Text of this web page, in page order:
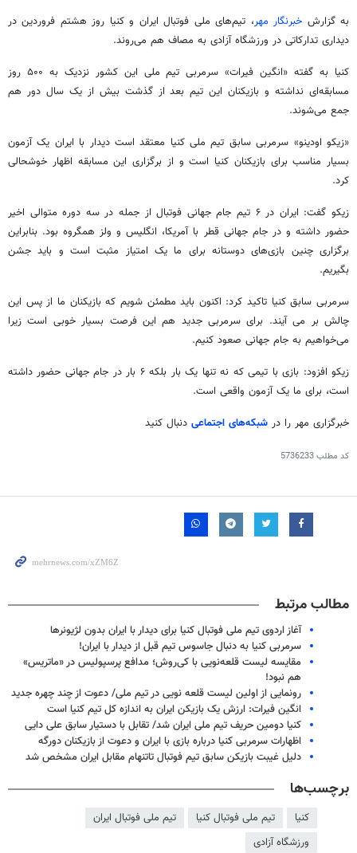
به گزارش خبرنگار مهر، تیم‌های ملی فوتبال ایران و کنیا روز هشتم فروردین در
دیداری تدارکاتی در ورزشگاه آزادی به مصاف هم می‌روند.
کنیا به گفته «انگین فیرات
» سرمربی تیم ملی این کشور نزدیک به ۵۰۰ روز
مسابقه‌ای نداشته و بازیکنان این تیم بعد از گذشت بیش از یک سال دور هم
جمع می‌شوند.
«زیکو اودینو» سرمربی سابق تیم ملی کنیا معتقد است دیدار با ایران یک آزمون
بسیار مناسب برای بازیکنان کنیا است و از برگزاری این مسابقه اظهار خوشحالی
کرد.
زیکو
گفت: ایران در ۶ تیم جام جهانی فوتبال از جمله در سه دوره متوالی اخیر
حضور داشته و در جام جهانی قطر با آمریکا، انگلیس و ولز همگروه بود. بنابراین
برگزاری چنین بازی‌های دوستانه برای ما یک امتیاز مثبت است و باید جشن
بگیریم.
سرمربی سابق کنیا تاکید کرد: اکنون باید مطمئن شویم که بازیکنان ما از پس این
چالش بر می آیند. برای سرمربی جدید هم این فرصت بسیار خوبی است زیرا
می‌خواهیم به جام جهانی صعود کنیم.
زیکو
افزود: بازی با تیمی که نه تنها یک بار بلکه ۶ بار در جام جهانی حضور داشته
است، برای ما یک آزمون واقعی است.
خبرگزاری مهر را در شبکه‌های اجتماعی دنبال کنید
کد مطلب5736233
مطالب مرتبط
آغاز اردوی تیم ملی فوتبال کنیا برای دیدار با ایران بدون لژیونرها
سرمربی کنیا به دنبال جاسوس تیم قبل از دیدار با ایران!
مقایسه لیست قلعه‌نویی با کی‌روش؛ مدافع پرسپولیس در «ماتریس»
هم نبود!
رونمایی از اولین لیست قلعه نویی در تیم ملی/ دعوت از چند چهره جدید
انگین فیرات: ارزش یک بازیکن ایران به اندازه کل تیم کنیا است
کنیا دومین حریف تیم ملی ایران شد/ تقابل با دستیار سابق علی دایی
اظهارات سرمربی کنیا درباره بازی با ایران و دعوت از بازیکنان دورگه
دلیل غیبت بازیکن سابق تیم فوتبال تاتنهام مقابل ایران مشخص شد
برچسب‌ها
کنیا تیم ملی فوتبال کنیا
تیم ملی فوتبال ایران
ورزشگاه آزادی